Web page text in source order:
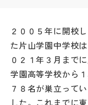
帰国生受験情報
説明会・イベント情
２００５年に開校
た片山学園中学校
０２１年３月まで
学園高等学校から
７８名が巣立って
した。これまでに